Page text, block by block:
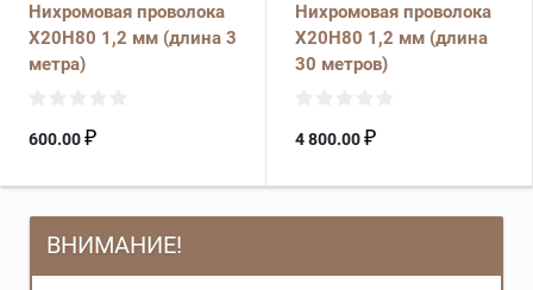
Нихромовая проволока
Х20Н80 1,2 мм (длина 3
метра)
600.00₽
Нихромовая проволока
Х20Н80 1,2 мм (длина
30 метров)
4 800.00₽
ВНИМАНИЕ!